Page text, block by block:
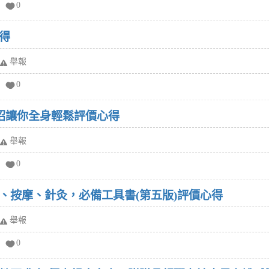
0
舉報
0
讓你全身輕鬆評價心得
舉報
0
按摩、針灸，必備工具書(第五版)評價心得
舉報
0